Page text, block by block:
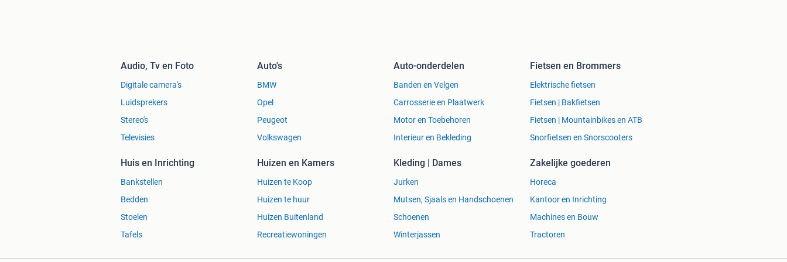
Lifestyle 616, Lifestyle 650, Lifestyle 700, Lifestyle 740, Lifestyle 750, Lifestyle 777, Lifestyle
780, Lifestyle 818, Lifestyle sloep, Lifestyle tender, Lago Amore sloep, Lago Amore tender,
Enkhuizen sloep, Maxima sloep, Maxima tender
Audio, Tv en Foto
Digitale camera's
Luidsprekers
Stereo's
Televisies
Auto's
BMW
Opel
Peugeot
Volkswagen
Auto-onderdelen
Banden en Velgen
Carrosserie en Plaatwerk
Motor en Toebehoren
Interieur en Bekleding
Fietsen en Brommers
Elektrische fietsen
Fietsen | Bakfietsen
Fietsen | Mountainbikes en ATB
Snorfietsen en Snorscooters
Huis en Inrichting
Bankstellen
Bedden
Stoelen
Tafels
Huizen en Kamers
Huizen te Koop
Huizen te huur
Huizen Buitenland
Recreatiewoningen
Kleding | Dames
Jurken
Mutsen, Sjaals en Handschoenen
Schoenen
Winterjassen
Zakelijke goederen
Horeca
Kantoor en Inrichting
Machines en Bouw
Tractoren